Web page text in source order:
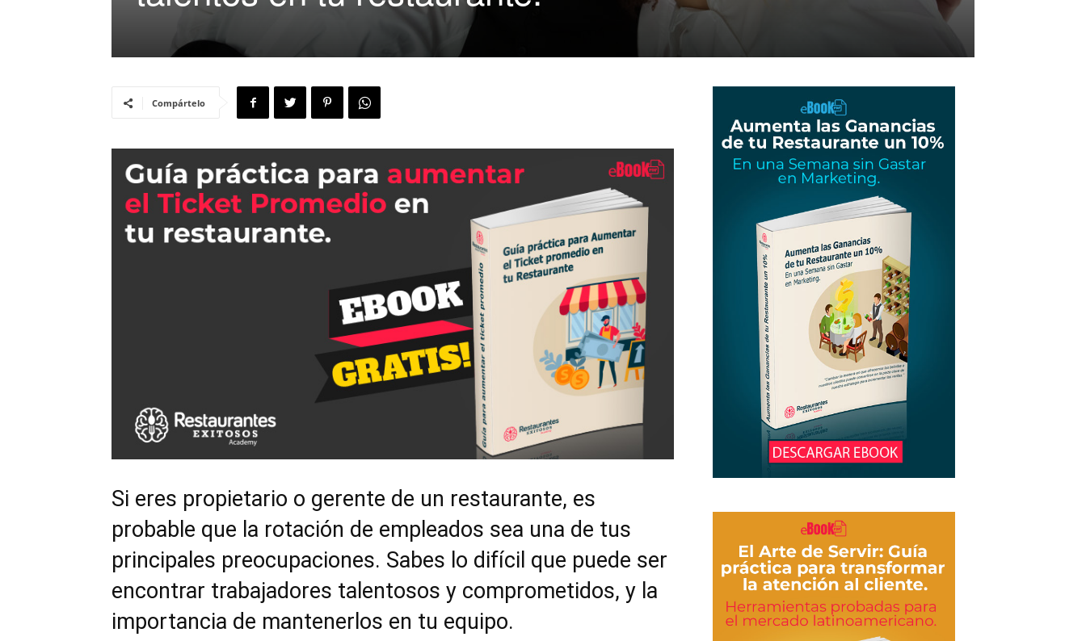
de
Restaurantes
Marketing
Compártelo
Si eres propietario o gerente de un restaurante, es
probable que la rotación de empleados sea una de tus
principales preocupaciones. Sabes lo difícil que puede ser
encontrar trabajadores talentosos y comprometidos, y la
importancia de mantenerlos en tu equipo.